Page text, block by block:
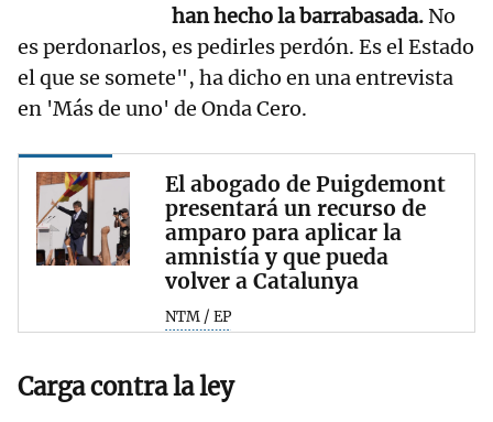
han hecho la barrabasada. No
es perdonarlos, es pedirles perdón. Es el Estado
el que se somete", ha dicho en una entrevista
en 'Más de uno' de Onda Cero.
El abogado de Puigdemont
presentará un recurso de
amparo para aplicar la
amnistía y que pueda
volver a Catalunya
NTM / EP
Carga contra la ley